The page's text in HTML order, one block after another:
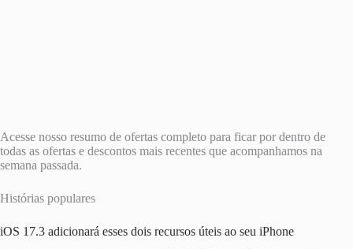
Acesse nosso resumo de ofertas completo para ficar por dentro de
todas as ofertas e descontos mais recentes que acompanhamos na
semana passada.
Histórias populares
iOS 17.3 adicionará esses dois recursos úteis ao seu iPhone